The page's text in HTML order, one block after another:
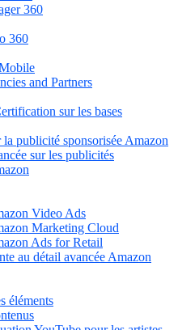
360
360
and Partners
sur les bases
publicité sponsorisée Amazon
sur les publicités
Video Ads
Marketing Cloud
Ads for Retail
au détail avancée Amazon
éléments